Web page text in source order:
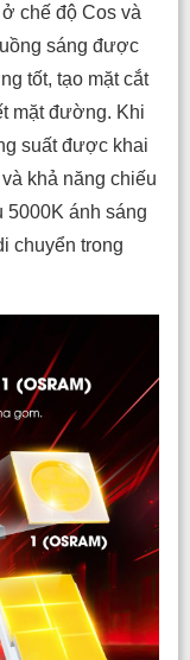
chế độ Cos và
sáng được
tốt, tạo mặt cắt
mặt đường. Khi
suất được khai
khả năng chiếu
5000K ánh sáng
chuyển trong